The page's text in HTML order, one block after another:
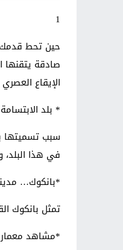
1
حين تحط قدمك
صادقة يتقنها
الإيقاع
* بلد
سبب تسميتها
في هذا
*بانكوك…
تمثل بانكوك
*مشاهد